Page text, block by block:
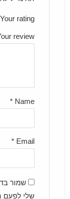
Your rating
review
Name
*
Email
*
שמור
שלי לפעם